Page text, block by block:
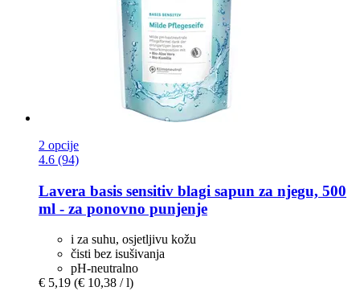
2 opcije
4.6 (94)
Lavera basis sensitiv blagi sapun za njegu, 500
ml -​ za ponovno punjenje
i za suhu, osjetljivu kožu
čisti bez isušivanja
pH-neutralno
€ 5,19 (€ 10,38 / l)